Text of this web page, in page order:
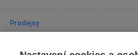
Prodejny
Kontakt